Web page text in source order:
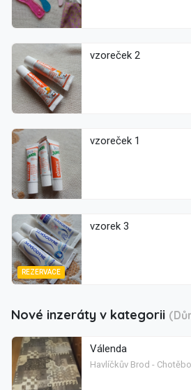
vzoreček 2
vzoreček 1
REZERVACE
vzorek 3
Nové inzeráty v kategorii
Válenda
Havlíčkův Brod -